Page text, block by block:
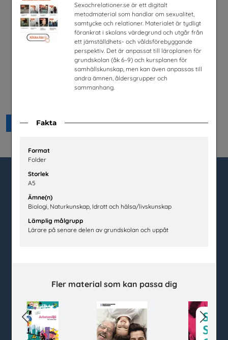
Fakta
Format
Folder
Storlek
A5
Ämne(n)
Biologi, Naturkunskap, Idrott och hälsa/livskunskap
Lämplig målgrupp
Lärare på senare delen av grundskolan och uppåt
Sexochrelationer.se är ett digitalt
metodmaterial som handlar om sexualitet,
samtycke och relationer. Materialet är tydligt
förankrat i skolans värdegrund och utgår från
ett jämställdhets- och våldsförebyggande
perspektiv. Det är anpassat till läroplanen för
grundskolan (åk 6–9) och kursplanen för
samhällskunskap, men kan även anpassas till
andra ämnen, åldersgrupper och
sammanhang.
Fler material som kan passa dig
Previous Next
Beställ 0kr
facebookinstagramlinkedin youtube
Kundtjänst
Kontakt